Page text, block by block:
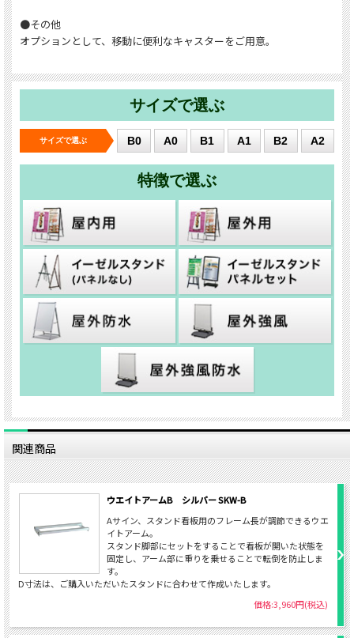
●その他
オプションとして、移動に便利なキャスターをご用意。
関連商品
ウエイトアームB シルバー SKW-B
Aサイン、スタンド看板用のフレーム長が調節できるウエ
イトアーム。
スタンド脚部にセットをすることで看板が開いた状態を
固定し、アーム部に重りを乗せることで転倒を防止しま
す。
D寸法は、ご購入いただいたスタンドに合わせて作成いたします。
価格:3,960円(税込)